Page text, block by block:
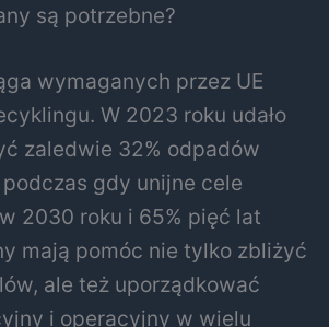
są potrzebne?
wymaganych przez UE
W 2023 roku udało
zaledwie 32% odpadów
gdy unijne cele
2030 roku i 65% pięć lat
mają pomóc nie tylko zbliżyć
ale też uporządkować
i operacyjny w wielu